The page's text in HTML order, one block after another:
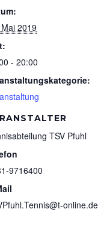
2019
- 20:00
TSV Pfuhl
9716400
online.de